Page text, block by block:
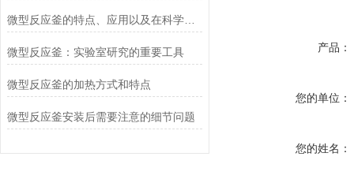
微型反应釜的特点、应用以及在科学研究中的意义
微型反应釜：实验室研究的重要工具
微型反应釜的加热方式和特点
微型反应釜安装后需要注意的细节问题
产品：
您的单位：
您的姓名：